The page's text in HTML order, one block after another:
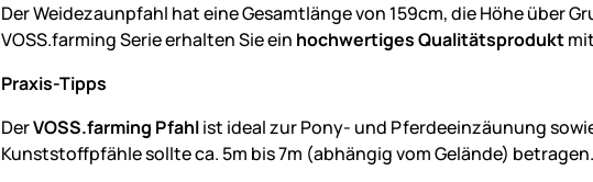
Der Weidezaunpfahl hat eine Gesamtlänge von 159cm, die Höhe über
VOSS.farming Serie erhalten Sie ein hochwertiges Qualitätsprodukt
Praxis-Tipps
DerVOSS.farming Pfahlist ideal zur Pony- und Pferdeeinzäunung
Kunststoffpfähle sollte ca. 5m bis 7m (abhängig vom Gelände) betragen.